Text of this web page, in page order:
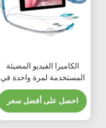
الكاميرا الفيديو المضيئة
المستخدمة لمرة واحدة في
الكمبيوتر
احصل على أفضل سعر